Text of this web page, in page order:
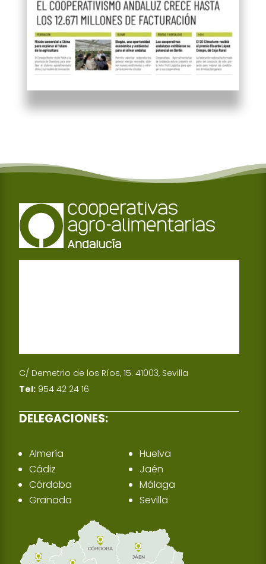
C/ Demetrio de los Ríos, 15. 41003, Sevilla
Tel: 954 42 24 16
DELEGACIONES:
Almería
Cádiz
Córdoba
Granada
Huelva
Jaén
Málaga
Sevilla